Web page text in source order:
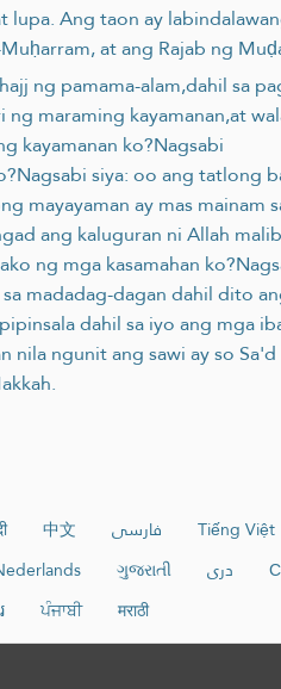
lupa. Ang taon ay
at ang Rajab ng
ng pamama-alam,dahil sa
maraming kayamanan,at
kayamanan ko?Nagsabi
siya: oo ang tatlong
mayayaman ay mas mainam
ang kaluguran ni Allah
ng mga kasamahan
madadag-dagan dahil dito
dahil sa iyo ang mga
nila ngunit ang sawi ay so
中文 فارسی Tiếng Việt
ગુજરાતી دری
ਪੰਜਾਬੀ मराठी